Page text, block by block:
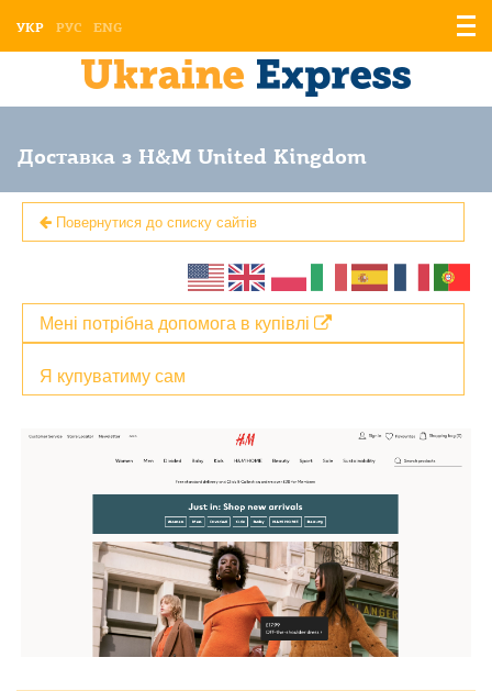
УКР РУС ENG
Доставка з H&M United Kingdom
Повернутися до списку сайтів
Я купуватиму сам
Мені потрібна допомога в купівлі